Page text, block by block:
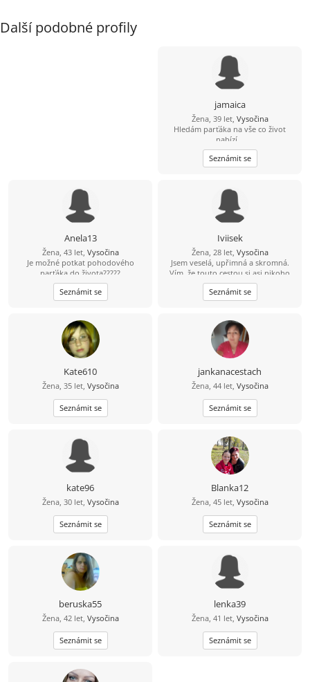
Další podobné profily
jamaica
Žena, 39 let, Vysočina
Hledám parťáka na vše co život
nabízí...
Seznámit se
Anela13
Žena, 43 let, Vysočina
Je možné potkat pohodového
parťáka do života?????
Seznámit se
Iviisek
Žena, 28 let, Vysočina
Jsem veselá, upřimná a skromná.
Vím, že touto cestou si asi nikoho
nenajdu, ale za pokus to stojí. A
můžeme si aspoň pokecat.. Měl bys
být taky veselý a mít smysl pro
Seznámit se
Kate610
Žena, 35 let, Vysočina
Seznámit se
jankanacestach
Žena, 44 let, Vysočina
Seznámit se
kate96
Žena, 30 let, Vysočina
Seznámit se
Blanka12
Žena, 45 let, Vysočina
Seznámit se
beruska55
Žena, 42 let, Vysočina
Seznámit se
lenka39
Žena, 41 let, Vysočina
Seznámit se